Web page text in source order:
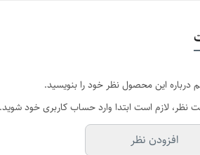
درباره این محصول نظر خود را بنویسید.
نظر، لازم است ابتدا وارد حساب کاربری خود شوید.
افزودن نظر